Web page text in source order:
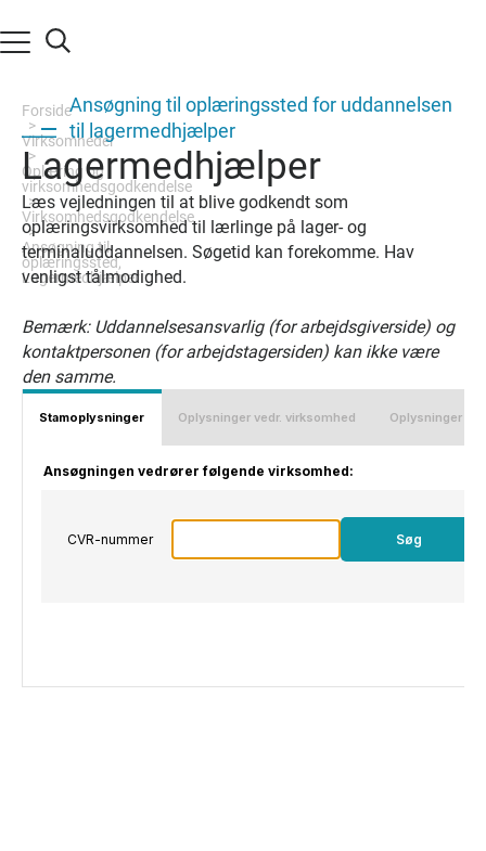
Forside
Virksomheder
Oplæring og
virksomhedsgodkendelse
Virksomhedsgodkendelse
Ansøgning til
oplæringssted,
Lagermedhjælper
Ansøgning til oplæringssted for uddannelsen
til lagermedhjælper
Lagermedhjælper
Læs vejledningen til at blive godkendt som
oplæringsvirksomhed til lærlinge på lager- og
terminaluddannelsen. Søgetid kan forekomme. Hav
venligst tålmodighed.
Bemærk: Uddannelsesansvarlig (for arbejdsgiverside) og
kontaktpersonen (for arbejdstagersiden) kan ikke være
den samme.